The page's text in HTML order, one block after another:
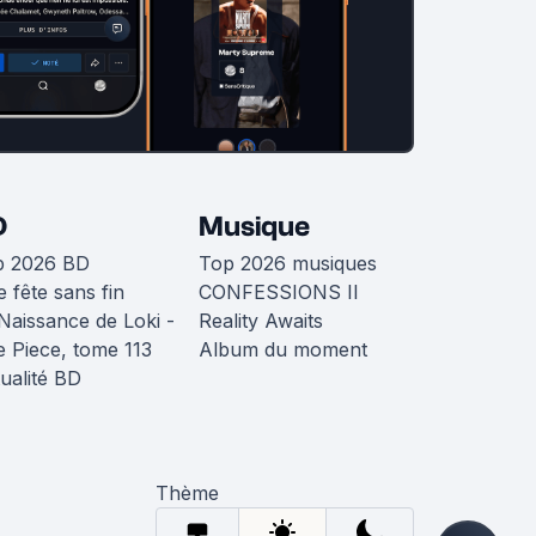
2026 BD
fête sans fin
de Loki -
Piece, tome 113
BD
Musique
Top 2026 musiques
CONFESSIONS II
Reality Awaits
Album du moment
Thème